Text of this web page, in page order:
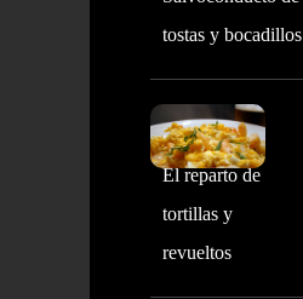
tostas y bocadillos
El reparto de
tortillas y
revueltos